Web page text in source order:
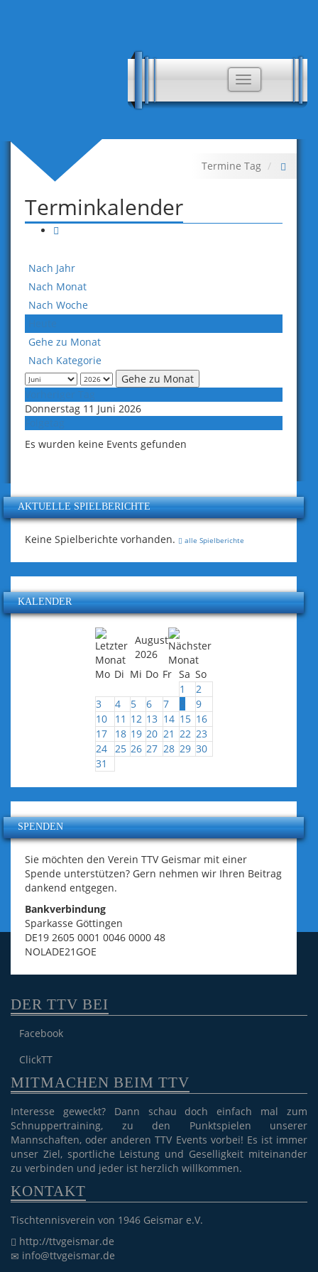
Toggle
navigation
Termine Tag
Terminkalender
Nach Jahr
Nach Monat
Nach Woche
Gehe zu Monat
Nach Kategorie
Gehe zu Monat
Donnerstag 11 Juni 2026
Es wurden keine Events gefunden
AKTUELLE SPIELBERICHTE
Keine Spielberichte vorhanden. alle Spielberichte
KALENDER
August
2026
Mo Di Mi Do Fr Sa So
1
2
3
4 5 6 7
9
10
11 12 13 14 15 16
17
18 19 20 21 22 23
24 25 26 27 28 29 30
31
SPENDEN
Sie möchten den Verein TTV Geismar mit einer
Spende unterstützen? Gern nehmen wir Ihren Beitrag
dankend entgegen.
Bankverbindung
Sparkasse Göttingen
DE19 2605 0001 0046 0000 48
NOLADE21GOE
DER TTV BEI
Facebook
ClickTT
MITMACHEN BEIM TTV
Interesse geweckt? Dann schau doch einfach mal zum
Schnuppertraining, zu den Punktspielen unserer
Mannschaften, oder anderen TTV Events vorbei! Es ist immer
unser Ziel, sportliche Leistung und Geselligkeit miteinander
zu verbinden und jeder ist herzlich willkommen.
KONTAKT
Tischtennisverein von 1946 Geismar e.V.
http://ttvgeismar.de
info@ttvgeismar.de